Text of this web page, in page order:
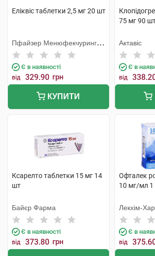
Еліквіс таблетки 2,5 мг 20 шт
Пфайзер Менюфекчуринг
Дойчленд
Є в наявності
від 329.90 грн
КУПИТИ
75 мг 90
Актавіс
Є в
від
Ксарелто таблетки 15 мг 14
шт
Байєр Фарма
Є в наявності
від 373.80 грн
Офталек
10 мг/мл 1
Лекхім-
Є в
від